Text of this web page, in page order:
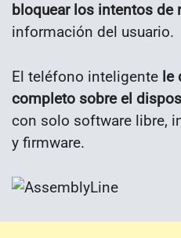
bloquear los intentos de
información del usuario.
El teléfono inteligente le
completo sobre el
con solo software libre,
y firmware.